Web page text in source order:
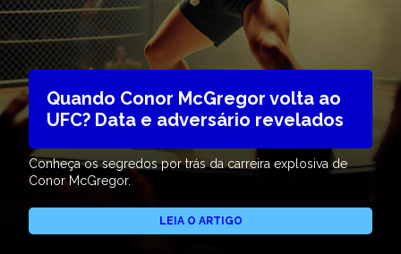
Quando Conor McGregor volta ao
UFC? Data e adversário revelados
Conheça os segredos por trás da carreira explosiva de
Conor McGregor.
LEIA O ARTIGO